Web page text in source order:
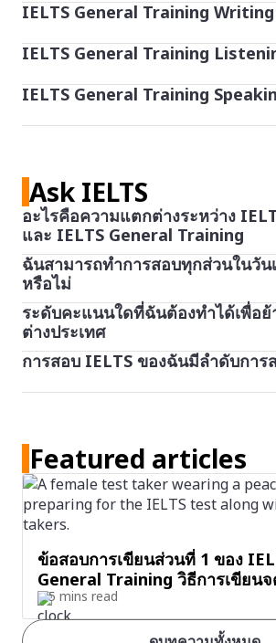
This part of the test checks your
reading materials you are likely to
everyday life. Common items like
books, magazines, newspapers,
- Part 1 contains several short texts
- Part 2 contains two more short
- Part 3 contains one longer text.
IELTS General Training Writing
The General Training Writing test
that are based on topics of general
Task 1:You are presented with a
explaining a situation. The letter
semi-formal or formal in style.
Task 2:Also, you are asked to write
response to a point of view,
The essay can be slightly more
compared to an Academic Writing
support your point of view with
from your own knowledge and
IELTS General Training
In this section of the test you’ll listen
recordings, then answer 10
You listen to four recordings which
monologues and conversations
native speakers, and you can only
recording once. There are 10
section of the Listening test.
These questions test your ability
- The opinions and attitudes of
- The purpose of a statement
- The ability to follow the
IELTS General Training
where you discuss a variety of topics
examiner. Your test takes place in a
an examiner who encourages you to
There are 3 parts to the Speaking test.
Part 1:The examiner asks you
about yourself and a range of
home, family, work, studies and
Part 2:You are given a task card
asks you to talk about a topic. You
prepare, before speaking for up to 2
examiner may then ask one or two
same topic to finish this part of the
Part 3:You will be asked more
Ask IELTS
อะไรคือความแตกต่างระหว่าง
และ IELTS General Training
หากคุณต้องการศึกษาในระดับอุดมศึกษา
ภาษาอังกฤษ คุณอาจจําเป็นต้องทําการส
Academic
การสอบ General Training จะพิจารณา
ทางภาษาอังกฤษของคุณในสภาพแวดล้อ
สังคม หากคุณวางแผนที่จะศึกษาในระดั
ประเทศ หรือย้ายไปยังแคนาดา ออสเตร
ราชอาณาจักร หรือสหรัฐอเมริกา คุณอา
General Training
ฉันสามารถทําการสอบทุกส่วนในวัน
หรือไม่
การทำข้อสอบส่วนการฟัง การอ่าน และ
เป็นไปอย่างต่อเนื่องและเสร็จสิ้นในวันเดี
สอบ คุณจะนั่งสอบพูดในวันเดียวกัน หรือ
หรือหลังวันสอบของคุณ
เนินการในวันเดียวกัน ไม่ว่าจะก่อนหรือ
สามส่วนของการสอบ
ระดับคะแนนใดที่ฉันต้องทำได้เพื่อย้
ต่างประเทศ
ระดับคะแนนที่คุณต้องใช้ในการย้ายไปยั
ประเทศหนึ่งจะแตกต่างกันออกไป โปรด
การสอบ IELTS ของฉันมีลําดับการ
เขียน โดยการสอบพูดนั้นจะมีก่อนหรือห
หากคุณสอบ IELTS แบบกระดาษ คุณจะ
มลําดับต่อไปนี้: การเขียน การอ่าน และก
สามารถทําได้ในวันเดียวกัน หรือไม่เกิน
วันที่สอบ ทั้งนี้ขึ้นอยู่กับศูนย์สอบ
Featured articles
ข้อสอบการเขียนส่วนที่ 1 ของ
General Training วิธีการเขียน
5 mins read